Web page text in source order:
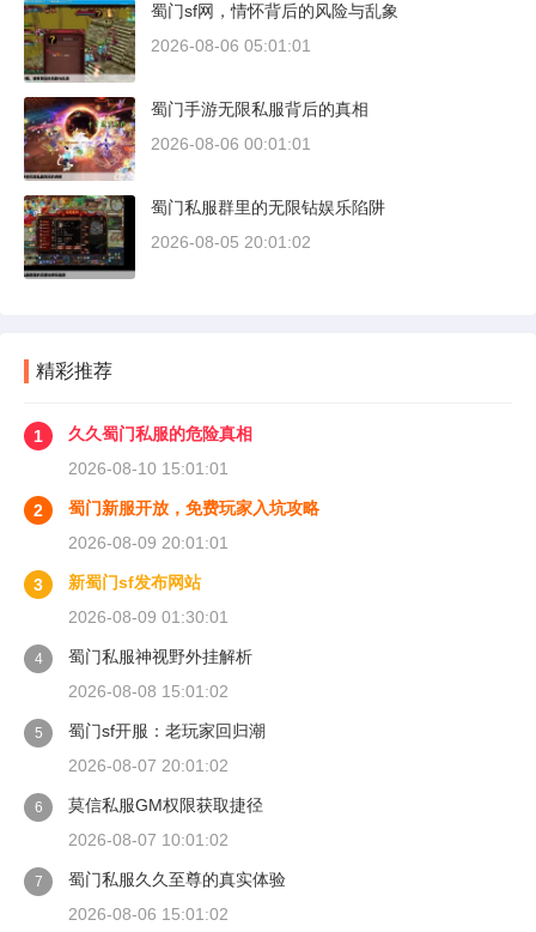
蜀门sf网，情怀背后的风险与乱象
2026-08-06 05:01:01
蜀门手游无限私服背后的真相
2026-08-06 00:01:01
蜀门私服群里的无限钻娱乐陷阱
2026-08-05 20:01:02
精彩推荐
1
久久蜀门私服的危险真相
2026-08-10 15:01:01
2
蜀门新服开放，免费玩家入坑攻略
2026-08-09 20:01:01
3
新蜀门sf发布网站
2026-08-09 01:30:01
4
蜀门私服神视野外挂解析
2026-08-08 15:01:02
5
蜀门sf开服：老玩家回归潮
2026-08-07 20:01:02
6
莫信私服GM权限获取捷径
2026-08-07 10:01:02
7
蜀门私服久久至尊的真实体验
2026-08-06 15:01:02